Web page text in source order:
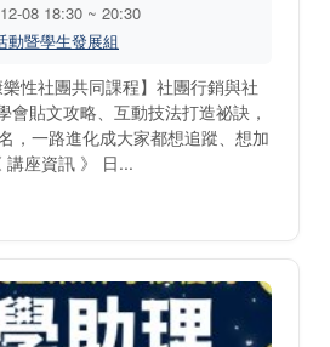
08 18:30 ~ 20:30
動暨學生發展組
樂性社團共同課程】社團行銷與社
會貼文攻略、互動技法打造祕訣，
，一路進化成大家都想追蹤、想加
講座資訊 》 日...